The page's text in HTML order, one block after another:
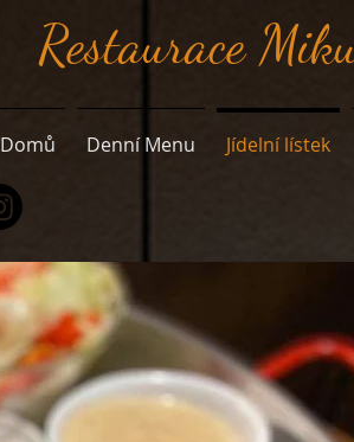
Restaurace
Domů Denní Menu Jídelní lístek